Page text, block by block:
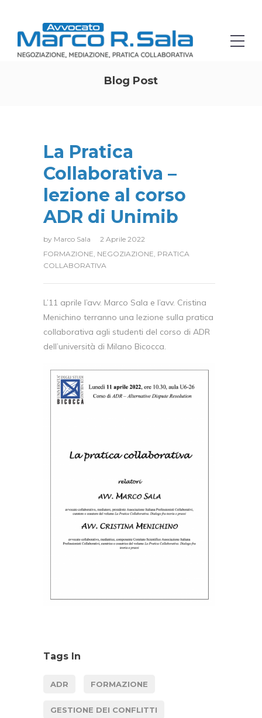
Blog Post
La Pratica
Collaborativa –
lezione al corso
ADR di Unimib
by Marco Sala
2 Aprile 2022
FORMAZIONE, NEGOZIAZIONE, PRATICA
COLLABORATIVA
L’11 aprile l’avv. Marco Sala e l’avv. Cristina
Menichino terranno una lezione sulla pratica
collaborativa agli studenti del corso di ADR
dell’università di Milano Bicocca.
Tags In
ADR FORMAZIONE
GESTIONE DEI CONFLITTI